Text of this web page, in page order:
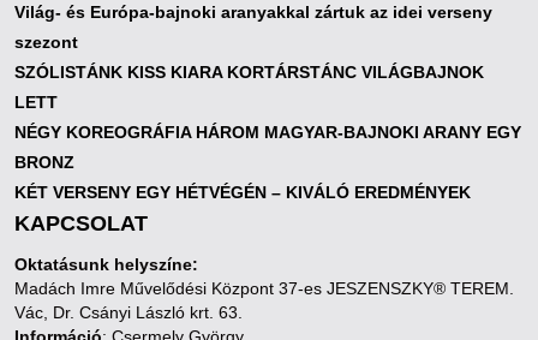
Világ- és Európa-bajnoki aranyakkal zártuk az idei verseny
szezont
SZÓLISTÁNK KISS KIARA KORTÁRSTÁNC VILÁGBAJNOK
LETT
NÉGY KOREOGRÁFIA HÁROM MAGYAR-BAJNOKI ARANY EGY
BRONZ
KÉT VERSENY EGY HÉTVÉGÉN – KIVÁLÓ EREDMÉNYEK
KAPCSOLAT
Oktatásunk helyszíne:
Madách Imre Művelődési Központ 37-es JESZENSZKY® TEREM.
Vác, Dr. Csányi László krt. 63.